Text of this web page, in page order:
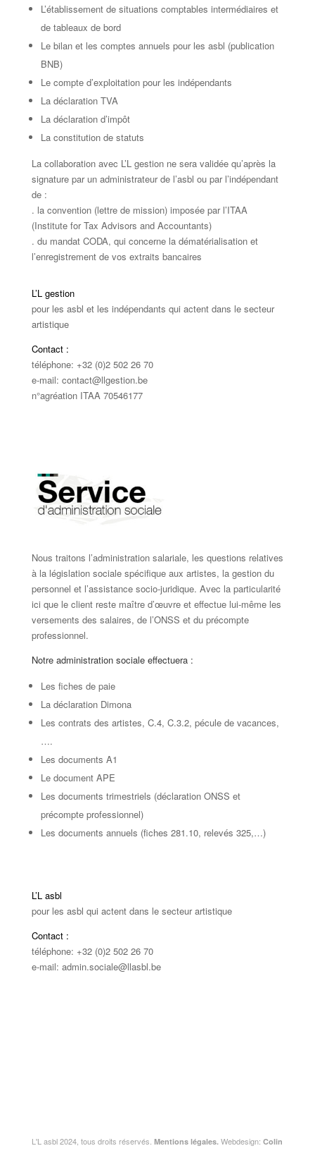
L’établissement de situations comptables intermédiaires et
de tableaux de bord
Le bilan et les comptes annuels pour les asbl (publication
BNB)
Le compte d’exploitation pour les indépendants
La déclaration TVA
La déclaration d’impôt
La constitution de statuts
La collaboration avec L’L gestion ne sera validée qu’après la
signature par un administrateur de l’asbl ou par l’indépendant
de :
. la convention (lettre de mission) imposée par l’ITAA
(Institute for Tax Advisors and Accountants)
. du mandat CODA, qui concerne la dématérialisation et
l’enregistrement de vos extraits bancaires
L’L gestion
pour les asbl et les indépendants qui actent dans le secteur
artistique
Contact :
téléphone: +32 (0)2 502 26 70
e-mail: contact@llgestion.be
n°agréation ITAA 70546177
Nous traitons l’administration salariale, les questions relatives
à la législation sociale spécifique aux artistes, la gestion du
personnel et l’assistance socio-juridique. Avec la particularité
ici que le client reste maître d’œuvre et effectue lui-même les
versements des salaires, de l’ONSS et du précompte
professionnel.
Notre administration sociale effectuera :
Les fiches de paie
La déclaration Dimona
Les contrats des artistes, C.4, C.3.2, pécule de vacances,
….
Les documents A1
Le document APE
Les documents trimestriels (déclaration ONSS et
précompte professionnel)
Les documents annuels (fiches 281.10, relevés 325,…)
L’L asbl
pour les asbl qui actent dans le secteur artistique
Contact :
téléphone: +32 (0)2 502 26 70
e-mail: admin.sociale@llasbl.be
L'L asbl 2024, tous droits réservés.Mentions légales. Webdesign:Colin